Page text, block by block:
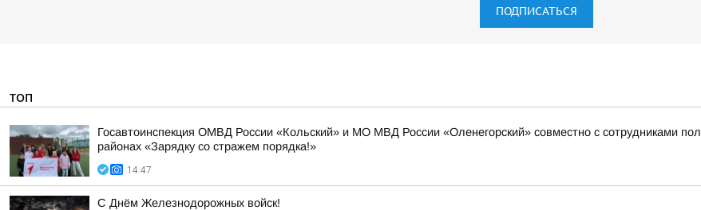
ПОДПИСАТЬСЯ
ТОП
Госавтоинспекция ОМВД России «Кольский» и МО МВД России «Оленегорский» совместно с сотрудниками
районах «Зарядку со стражем порядка!»
14:47
С Днём Железнодорожных войск!